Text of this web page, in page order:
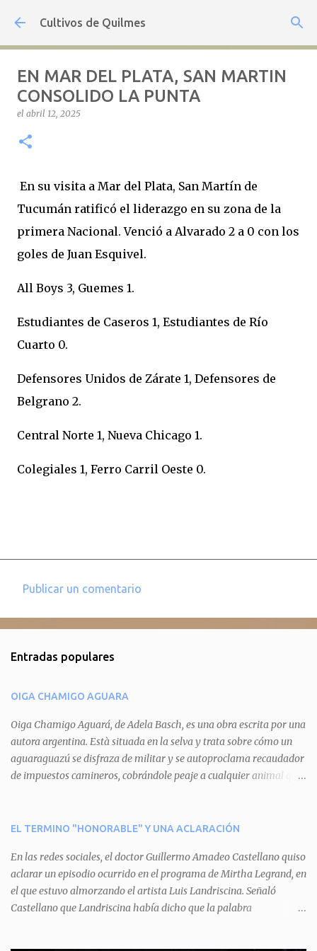
Ir al contenido principal
Cultivos de Quilmes
EN MAR DEL PLATA, SAN MARTIN
CONSOLIDO LA PUNTA
el abril 12, 2025
En su visita a Mar del Plata, San Martín de
Tucumán ratificó el liderazgo en su zona de la
primera Nacional. Venció a Alvarado 2 a 0 con los
goles de Juan Esquivel.
All Boys 3, Guemes 1.
Estudiantes de Caseros 1, Estudiantes de Río
Cuarto 0.
Defensores Unidos de Zárate 1, Defensores de
Belgrano 2.
Central Norte 1, Nueva Chicago 1.
Colegiales 1, Ferro Carril Oeste 0.
e
t
a
r
i
o
Publicar un comentario
Entradas populares
OIGA CHAMIGO AGUARA
Oiga Chamigo Aguará, de Adela Basch, es una obra escrita por una
autora argentina. Està situada en la selva y trata sobre cómo un
aguaraguazú se disfraza de militar y se autoproclama recaudador
de impuestos camineros, cobrándole peaje a cualquier animal que
aguará le provoca. De igual manera pasa con Tatú, el armadillo.
del aguará y pasa sin pagar. Por último, Tui, la cotorra, deja
expuesta la mentira del aguará y arenga a los otros tres
personajes a unirse para enfrentarlo. Finalmente, terminan por
quitarle el disfraz de militar, y el aguará huye despavorido al verse
EL TERMINO "HONORABLE" Y UNA ACLARACIÓN
En las redes sociales, el doctor Guillermo Amadeo Castellano quiso
aclarar un episodio ocurrido en el programa de Mirtha Legrand, en
el que estuvo almorzando el artista Luis Landriscina. Señaló
Castellano que Landriscina había dicho que la palabra